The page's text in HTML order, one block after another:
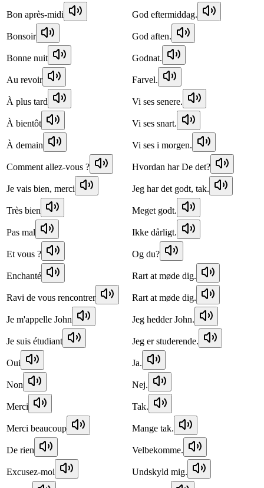
Bon après-midi God eftermiddag.
Bonsoir God aften.
Bonne nuit Godnat.
Au revoir Farvel.
À plus tard Vi ses senere.
À bientôt Vi ses snart.
À demain Vi ses i morgen.
Comment allez-vous ? Hvordan har De det?
Je vais bien, merci Jeg har det godt, tak.
Très bien Meget godt.
Pas mal Ikke dårligt.
Et vous ? Og du?
Enchanté Rart at møde dig.
Ravi de vous rencontrer Rart at møde dig.
Je m'appelle John Jeg hedder John.
Je suis étudiant Jeg er studerende.
Oui Ja.
Non Nej.
Merci Tak.
Merci beaucoup Mange tak.
De rien Velbekomme.
Excusez-moi Undskyld mig.